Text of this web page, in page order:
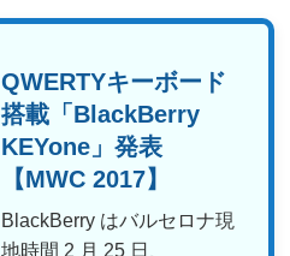
QWERTYキーボード
搭載「BlackBerry
KEYone」発表
【MWC 2017】
BlackBerry はバルセロナ現
地時間 2 月 25 日、